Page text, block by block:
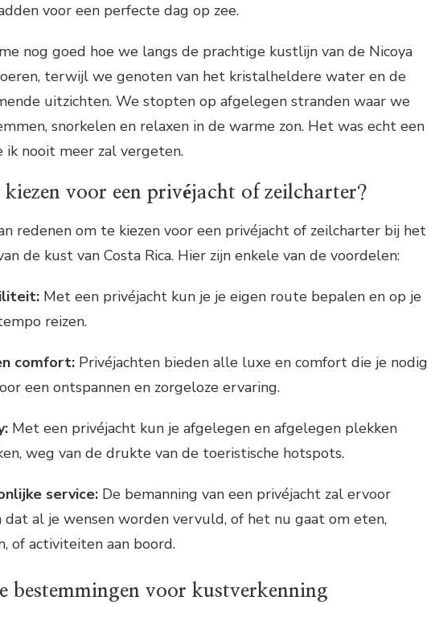
voor een perfecte dag op zee.
nog goed hoe we langs de prachtige kustlijn van de Nicoya
terwijl we genoten van het kristalheldere water en de
uitzichten. We stopten op afgelegen stranden waar we
snorkelen en relaxen in de warme zon. Het was echt een
ik nooit meer zal vergeten.
kiezen voor een privéjacht of zeilcharter?
redenen om te kiezen voor een privéjacht of zeilcharter bij het
de kust van Costa Rica. Hier zijn enkele van de voordelen:
Met een privéjacht kun je je eigen route bepalen en op je
reizen.
comfort: Privéjachten bieden alle luxe en comfort die je nodig
een ontspannen en zorgeloze ervaring.
Met een privéjacht kun je afgelegen en afgelegen plekken
weg van de drukte van de toeristische hotspots.
service: De bemanning van een privéjacht zal ervoor
dat al je wensen worden vervuld, of het nu gaat om eten,
of activiteiten aan boord.
bestemmingen voor kustverkenning